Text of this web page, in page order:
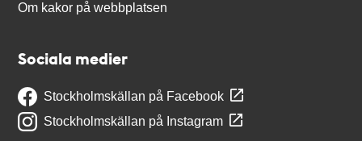
Om kakor på webbplatsen
Sociala medier
Stockholmskällan på Facebook
Stockholmskällan på Instagram